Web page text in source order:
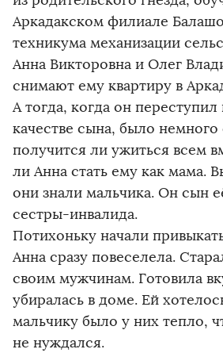
Аркадакском филиале
техникума механизации
Анна Викторовна и Олег
снимают ему квартиру в
А тогда, когда он
качестве сына, было
получится ли ужиться всем
ли Анна стать ему как мама.
они знали мальчика. Он сын
сестры-инвалида.
Потихоньку начали
Анна сразу повеселела.
своим мужчинам. Готовила
убиралась в доме. Ей
мальчику было у них тепло,
не нуждался.